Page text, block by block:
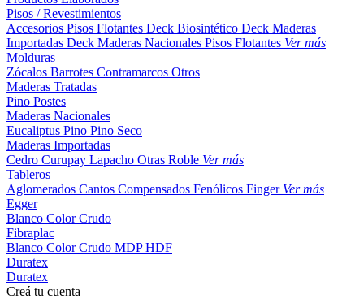
Pisos / Revestimientos
Accesorios Pisos Flotantes Deck Biosintético Deck Maderas
Importadas Deck Maderas Nacionales Pisos Flotantes Ver más
Molduras
Zócalos Barrotes Contramarcos Otros
Maderas Tratadas
Pino Postes
Maderas Nacionales
Eucaliptus Pino Pino Seco
Maderas Importadas
Cedro Curupay Lapacho Otras Roble Ver más
Tableros
Aglomerados Cantos Compensados Fenólicos Finger Ver más
Egger
Blanco ColorCrudo
Fibraplac
Blanco ColorCrudo MDPHDF
Duratex
Duratex
Creá tu cuenta